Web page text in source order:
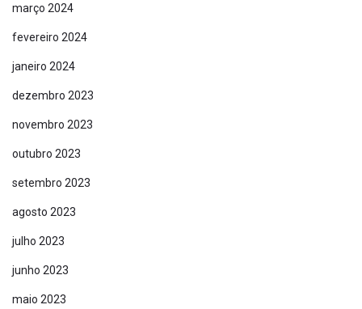
março 2024
fevereiro 2024
janeiro 2024
dezembro 2023
novembro 2023
outubro 2023
setembro 2023
agosto 2023
julho 2023
junho 2023
maio 2023
Links Úteis
Home
Sobre
Serviços